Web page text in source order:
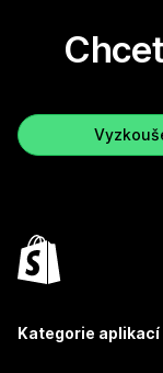
Kategorie aplikací